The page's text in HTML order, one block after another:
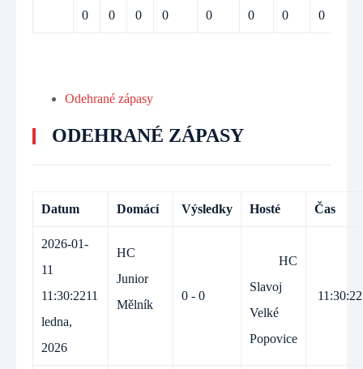
0 0 0 0 0 0 0 0
Odehrané zápasy
ODEHRANÉ ZÁPASY
Datum Domácí Výsledky Hosté Čas
2026-01-
11
11:30:2211
ledna,
2026
HC
Junior
Mělník
0 - 0
HC
Slavoj
Velké
Popovice
11:30:22